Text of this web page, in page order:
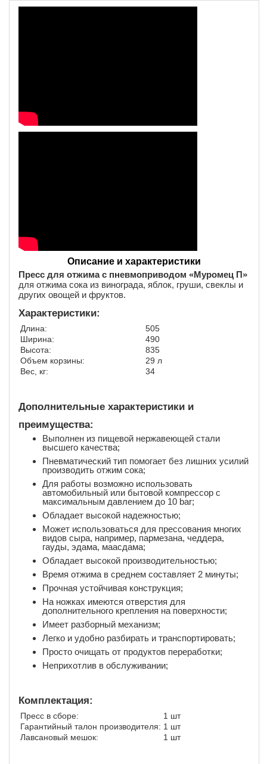
Описание и характеристики
Пресс для отжима с пневмоприводом «Муромец П»
для отжима сока из винограда, яблок, груши, свеклы и
других овощей и фруктов.
Характеристики:
Длина:
505
Ширина:
490
Высота:
835
Объем корзины:
29 л
Вес, кг:
34
Дополнительные характеристики и
преимущества:
Выполнен из пищевой нержавеющей стали
высшего качества;
Пневматический тип помогает без лишних усилий
производить отжим сока;
Для работы возможно использовать
автомобильный или бытовой компрессор с
максимальным давлением до 10 bar;
Обладает высокой надежностью;
Может использоваться для прессования многих
видов сыра, например, пармезана, чеддера,
гауды, эдама, маасдама;
Обладает высокой производительностью;
Время отжима в среднем составляет 2 минуты;
Прочная устойчивая конструкция;
На ножках имеются отверстия для
дополнительного крепления на поверхности;
Имеет разборный механизм;
Легко и удобно разбирать и транспортировать;
Просто очищать от продуктов переработки;
Неприхотлив в обслуживании;
Комплектация:
Пресс в сборе:
1 шт
Гарантийный талон производителя: 1 шт
Лавсановый мешок:
1 шт